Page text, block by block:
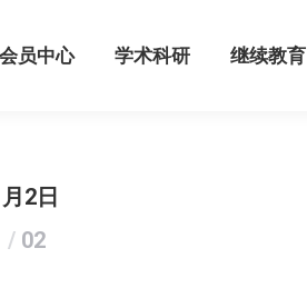
会员中心 学术科研 继续教育
2日
02